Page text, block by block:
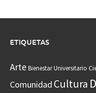
ETIQUETAS
Arte Bienestar Universitario
Comunidad Cultura